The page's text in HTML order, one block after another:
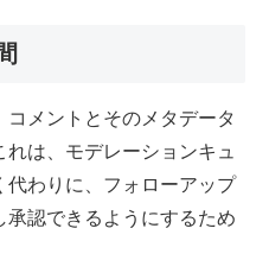
メントとそのメタデータ
は、モデレーションキュ
代わりに、フォローアップ
認できるようにするため